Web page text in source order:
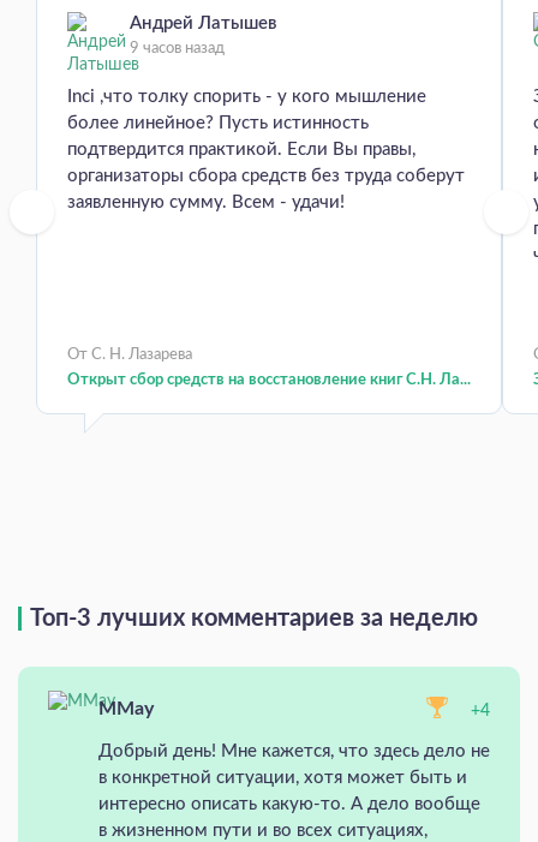
Андрей Латышев
9 часов назад
Inci ,что толку спорить - у кого мышление
более линейное? Пусть истинность
подтвердится практикой. Если Вы правы,
организаторы сбора средств без труда соберут
заявленную сумму. Всем - удачи!
От С. Н. Лазарева
Открыт сбор средств на восстановление книг С.Н. Ла...
Топ-3 лучших комментариев за неделю
MMay +4
Добрый день! Мне кажется, что здесь дело не
в конкретной ситуации, хотя может быть и
интересно описать какую-то. А дело вообще
в жизненном пути и во всех ситуациях,